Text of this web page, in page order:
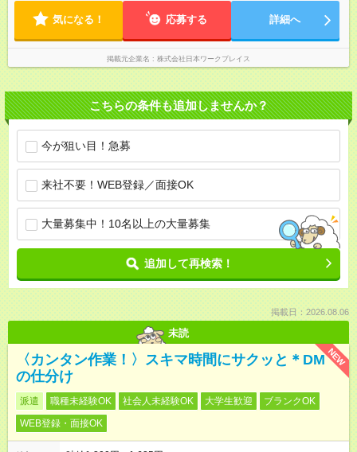
気になる！ 応募する 詳細へ
掲載元企業名 株式会社日本ワークプレイス
こちらの条件も追加しませんか？
今が狙い目！急募
来社不要！WEB登録／面接OK
大量募集中！10名以上の大量募集
追加して再検索！
掲載日：2026.08.06
未読
NEW
〈カンタン作業！〉スキマ時間にサクッと＊DM
の仕分け
派遣 職種未経験OK 社会人未経験OK 大学生歓迎
ブランクOK
WEB登録・面接OK